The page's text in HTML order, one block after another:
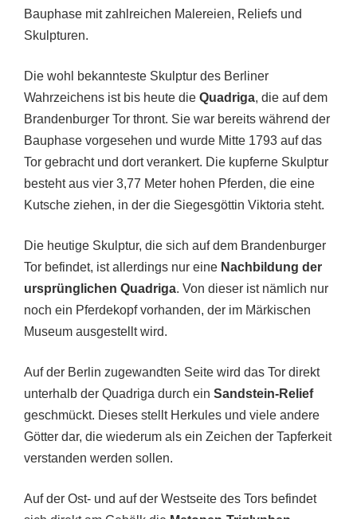
Bauphase mit zahlreichen Malereien, Reliefs und
Skulpturen.
Die wohl bekannteste Skulptur des Berliner
Wahrzeichens ist bis heute die Quadriga, die auf dem
Brandenburger Tor thront. Sie war bereits während der
Bauphase vorgesehen und wurde Mitte 1793 auf das
Tor gebracht und dort verankert. Die kupferne Skulptur
besteht aus vier 3,77 Meter hohen Pferden, die eine
Kutsche ziehen, in der die Siegesgöttin Viktoria steht.
Die heutige Skulptur, die sich auf dem Brandenburger
Tor befindet, ist allerdings nur eine Nachbildung der
ursprünglichen Quadriga. Von dieser ist nämlich nur
noch ein Pferdekopf vorhanden, der im Märkischen
Museum ausgestellt wird.
Auf der Berlin zugewandten Seite wird das Tor direkt
unterhalb der Quadriga durch ein Sandstein-Relief
geschmückt. Dieses stellt Herkules und viele andere
Götter dar, die wiederum als ein Zeichen der Tapferkeit
verstanden werden sollen.
Auf der Ost- und auf der Westseite des Tors befindet